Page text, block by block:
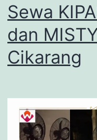
Sewa
dan
Cikarang